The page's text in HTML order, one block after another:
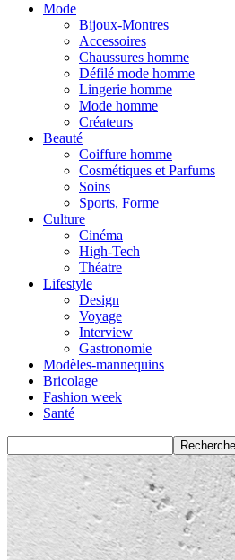
Mode
Bijoux-Montres
Accessoires
Chaussures homme
Défilé mode homme
Lingerie homme
Mode homme
Créateurs
Beauté
Coiffure homme
Cosmétiques et Parfums
Soins
Sports, Forme
Culture
Cinéma
High-Tech
Théatre
Lifestyle
Design
Voyage
Interview
Gastronomie
Modèles-mannequins
Bricolage
Fashion week
Santé